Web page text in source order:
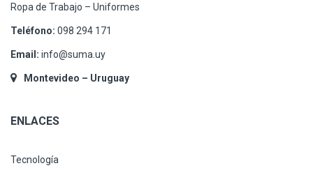
Ropa de Trabajo – Uniformes
Teléfono: 098 294 171
Email: info@suma.uy
Montevideo – Uruguay
ENLACES
Tecnología